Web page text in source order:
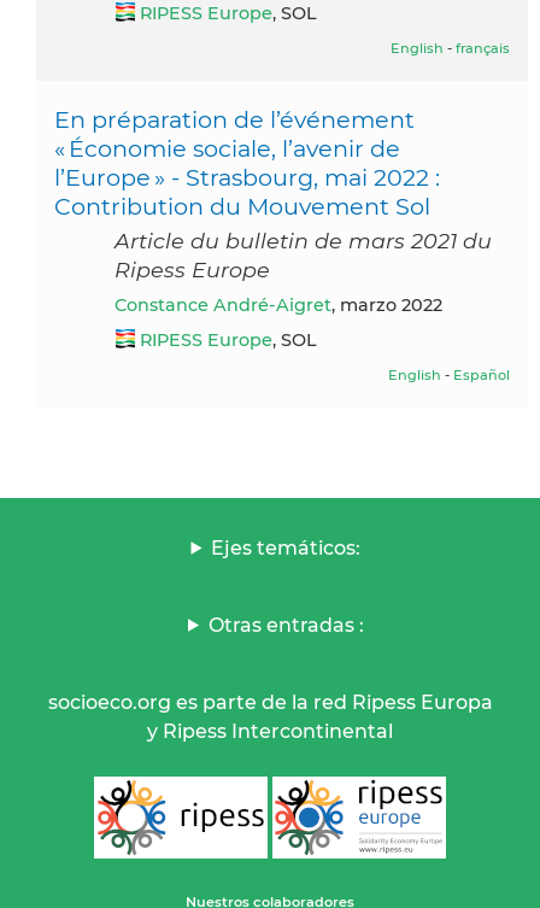
RIPESS Europe, SOL
English - français
En préparation de l’événement
« Économie sociale, l’avenir de
l’Europe » - Strasbourg, mai 2022 :
Contribution du Mouvement Sol
Article du bulletin de mars 2021 du
Ripess Europe
Constance André-Aigret, marzo 2022
RIPESS Europe, SOL
English - Español
Ejes temáticos:
Otras entradas :
socioeco.org es parte de la red Ripess Europa
y Ripess Intercontinental
Nuestros colaboradores